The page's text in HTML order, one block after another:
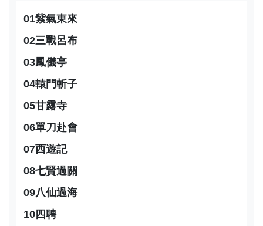
01紫氣東來
02三戰呂布
03鳳儀亭
04轅門斬子
05甘露寺
06單刀赴會
07西遊記
08七賢過關
09八仙過海
10四聘